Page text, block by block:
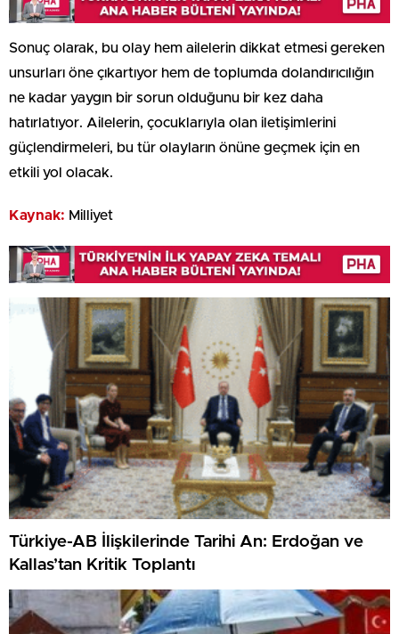
Sonuç olarak, bu olay hem ailelerin dikkat etmesi gereken
unsurları öne çıkartıyor hem de toplumda dolandırıcılığın
ne kadar yaygın bir sorun olduğunu bir kez daha
hatırlatıyor. Ailelerin, çocuklarıyla olan iletişimlerini
güçlendirmeleri, bu tür olayların önüne geçmek için en
etkili yol olacak.
Kaynak: Milliyet
Türkiye-AB İlişkilerinde Tarihi An: Erdoğan ve
Kallas’tan Kritik Toplantı